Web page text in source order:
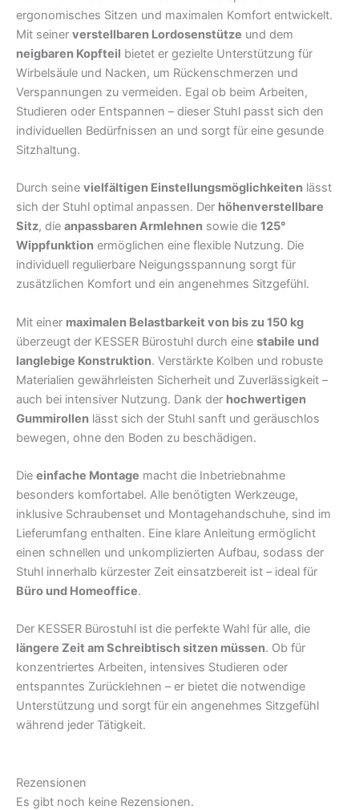
ergonomisches Sitzen und maximalen Komfort entwickelt.
Mit seiner verstellbaren Lordosenstütze und dem
neigbaren Kopfteil bietet er gezielte Unterstützung für
Wirbelsäule und Nacken, um Rückenschmerzen und
Verspannungen zu vermeiden. Egal ob beim Arbeiten,
Studieren oder Entspannen – dieser Stuhl passt sich den
individuellen Bedürfnissen an und sorgt für eine gesunde
Sitzhaltung.
Durch seine vielfältigen Einstellungsmöglichkeiten lässt
sich der Stuhl optimal anpassen. Der höhenverstellbare
Sitz, die anpassbaren Armlehnen sowie die 125°
Wippfunktion ermöglichen eine flexible Nutzung. Die
individuell regulierbare Neigungsspannung sorgt für
zusätzlichen Komfort und ein angenehmes Sitzgefühl.
Mit einer maximalen Belastbarkeit von bis zu 150 kg
überzeugt der KESSER Bürostuhl durch eine stabile und
langlebige Konstruktion. Verstärkte Kolben und robuste
Materialien gewährleisten Sicherheit und Zuverlässigkeit –
auch bei intensiver Nutzung. Dank der hochwertigen
Gummirollen lässt sich der Stuhl sanft und geräuschlos
bewegen, ohne den Boden zu beschädigen.
Die einfache Montage macht die Inbetriebnahme
besonders komfortabel. Alle benötigten Werkzeuge,
inklusive Schraubenset und Montagehandschuhe, sind im
Lieferumfang enthalten. Eine klare Anleitung ermöglicht
einen schnellen und unkomplizierten Aufbau, sodass der
Stuhl innerhalb kürzester Zeit einsatzbereit ist – ideal für
Büro und Homeoffice.
Der KESSER Bürostuhl ist die perfekte Wahl für alle, die
längere Zeit am Schreibtisch sitzen müssen. Ob für
konzentriertes Arbeiten, intensives Studieren oder
entspanntes Zurücklehnen – er bietet die notwendige
Unterstützung und sorgt für ein angenehmes Sitzgefühl
während jeder Tätigkeit.
Rezensionen
Es gibt noch keine Rezensionen.